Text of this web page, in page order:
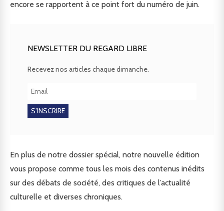
encore se rapportent à ce point fort du numéro de juin.
NEWSLETTER DU REGARD LIBRE
Recevez nos articles chaque dimanche.
En plus de notre dossier spécial, notre nouvelle édition
vous propose comme tous les mois des contenus inédits
sur des débats de société, des critiques de l’actualité
culturelle et diverses chroniques.